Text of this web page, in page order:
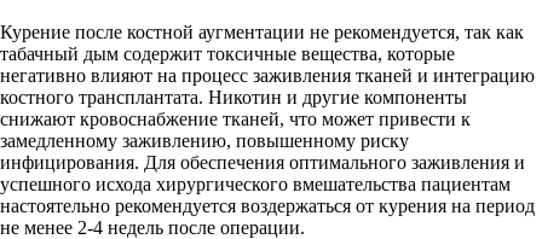
Курение после костной аугментации не рекомендуется, так как
табачный дым содержит токсичные вещества, которые
негативно влияют на процесс заживления тканей и интеграцию
костного трансплантата. Никотин и другие компоненты
снижают кровоснабжение тканей, что может привести к
замедленному заживлению, повышенному риску
инфицирования. Для обеспечения оптимального заживления и
успешного исхода хирургического вмешательства пациентам
настоятельно рекомендуется воздержаться от курения на период
не менее 2-4 недель после операции.